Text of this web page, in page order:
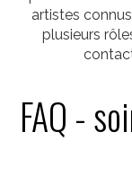
artistes
plusieurs
FAQ -